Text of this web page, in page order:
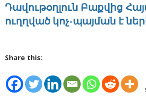
Դավութօղլուն Բաքվից
ուղղված կոչ-պայման է
Share this: